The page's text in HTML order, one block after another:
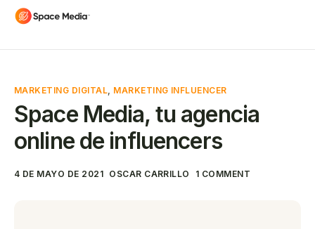
MARKETING DIGITAL, MARKETING INFLUENCER
Space Media, tu agencia
online de influencers
4 DE MAYO DE 2021 OSCAR CARRILLO 1 COMMENT